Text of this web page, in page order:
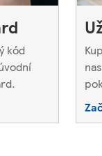
kód